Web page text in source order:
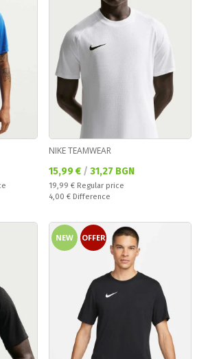
NIKE TEAMWEAR
Текуща цена:
15,99 € / 31,27 BGN
Regular price:
19,99 € Regular price
Спестявате:
4,00 € Difference
NEW OFFER